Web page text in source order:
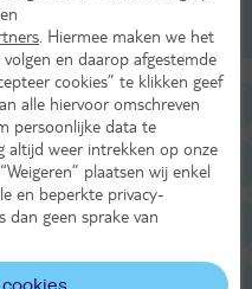
. Hiermee maken we het
en daarop afgestemde
cookies” te klikken geef
alle hiervoor omschreven
persoonlijke data te
altijd weer intrekken op onze
plaatsen wij enkel
en beperkte privacy-
dan geen sprake van
cookies